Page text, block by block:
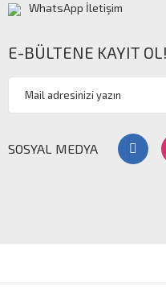
WhatsApp İletişim
E-BÜLTENE KAYIT OL!
SOSYAL MEDYA